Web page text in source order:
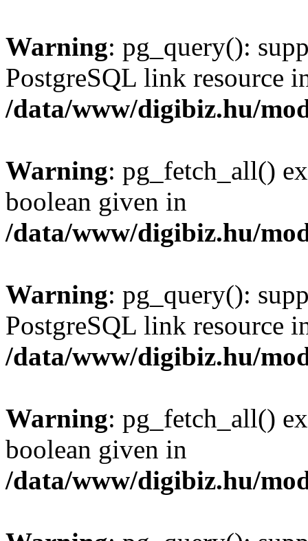
Warning: pg_query():
PostgreSQL link resource
/data/www/digibiz.hu/
Warning: pg_fetch_all()
boolean given in
/data/www/digibiz.hu/
Warning: pg_query():
PostgreSQL link resource
/data/www/digibiz.hu/
Warning: pg_fetch_all()
boolean given in
/data/www/digibiz.hu/